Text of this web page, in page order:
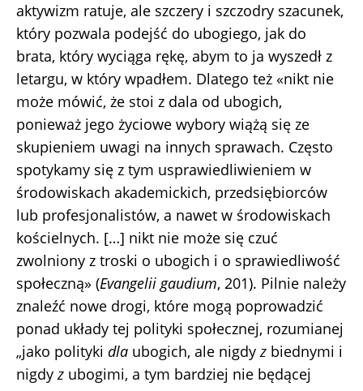
aktywizm ratuje, ale szczery i szczodry szacunek,
który pozwala podejść do ubogiego, jak do
brata, który wyciąga rękę, abym to ja wyszedł z
letargu, w który wpadłem. Dlatego też «nikt nie
może mówić, że stoi z dala od ubogich,
ponieważ jego życiowe wybory wiążą się ze
skupieniem uwagi na innych sprawach. Często
spotykamy się z tym usprawiedliwieniem w
środowiskach akademickich, przedsiębiorców
lub profesjonalistów, a nawet w środowiskach
kościelnych. […] nikt nie może się czuć
zwolniony z troski o ubogich i o sprawiedliwość
społeczną» (Evangelii gaudium, 201). Pilnie należy
znaleźć nowe drogi, które mogą poprowadzić
ponad układy tej polityki społecznej, rozumianej
„jako polityki dla ubogich, ale nigdyz biednymi i
nigdyz ubogimi, a tym bardziej nie będącej